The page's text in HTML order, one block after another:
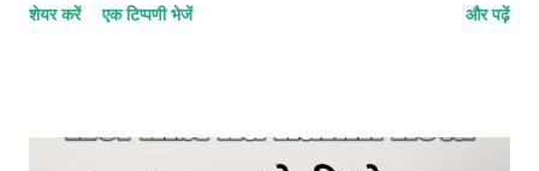
मुस्कान में बस गई है मेरी बंदगी धड़कनों से जुड़ गई अगर उम्र भर के लिए साथ मिल
चैन कहां आता है तेरी एक हंसी से हर गम दूर चला जाता है तू मेरी चाहत, तू मेरा
शेयर करें एक टिप्पणी भेजें और पढ़ें